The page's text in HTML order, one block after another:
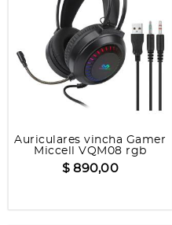
Auriculares vincha Gamer
Miccell VQM08 rgb
$ 890,00